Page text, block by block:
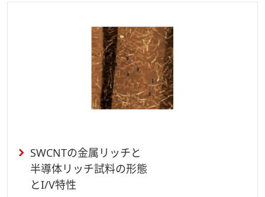
SWCNTの金属リッチと
半導体リッチ試料の形態
とI/V特性